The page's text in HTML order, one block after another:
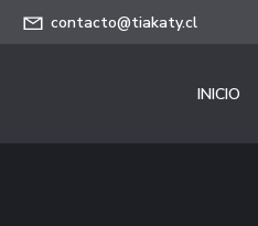
contacto@tiakaty.cl
INICIO